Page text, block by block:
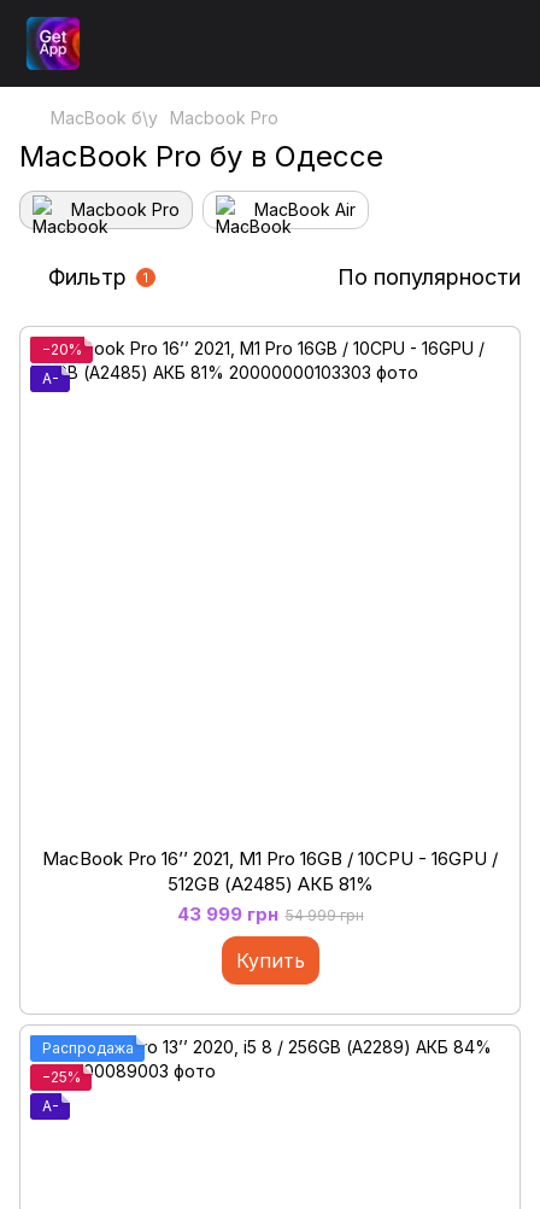
MacBook б\у Macbook Pro
MacBook Pro бу в Одессе
Macbook Pro MacBook Air
Фильтр 1 По популярности
−20%
A-
MacBook Pro 16’’ 2021, M1 Pro 16GB / 10CPU - 16GPU /
512GB (А2485) АКБ 81%
43 999 грн 54 999 грн
Купить
Распродажа
−25%
A-